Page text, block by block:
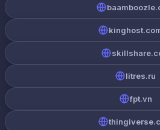
litres.ru
fpt.vn